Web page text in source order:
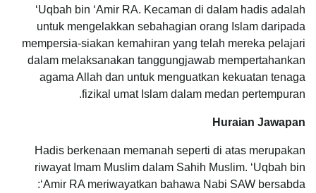
ʻUqbah bin ʻAmir RA. Kecaman di dalam hadis adalah
untuk mengelakkan sebahagian orang Islam daripada
mempersia-siakan kemahiran yang telah mereka pelajari
dalam melaksanakan tanggungjawab mempertahankan
agama Allah dan untuk menguatkan kekuatan tenaga
fizikal umat Islam dalam medan pertempuran.
Huraian Jawapan
Hadis berkenaan memanah seperti di atas merupakan
riwayat Imam Muslim dalam Sahih Muslim. ʻUqbah bin
ʻAmir RA meriwayatkan bahawa Nabi SAW bersabda: